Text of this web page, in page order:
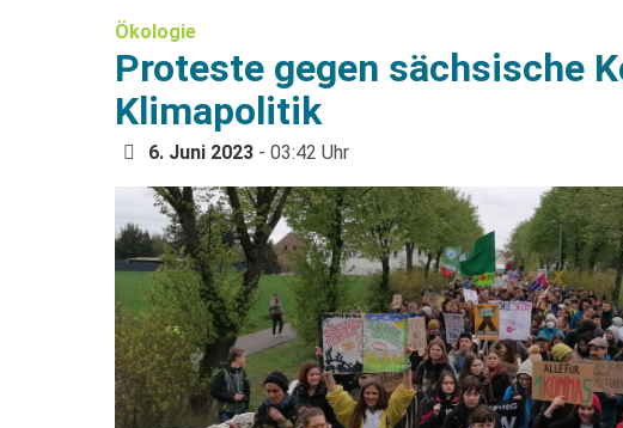
Ökologie
Proteste gegen sächsische
Klimapolitik
6. Juni 2023 - 03:42 Uhr